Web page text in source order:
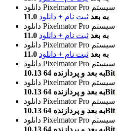
دانلود Pixelmator Pro
11.0 به بعد ثبت نام + دانلود
دانلود Pixelmator Pro
11.0 به بعد ثبت نام + دانلود
دانلود Pixelmator Pro
11.0 به بعد ثبت نام + دانلود
دانلود Pixelmator Pro
10.13 به بعد و پردازنده 64Bit
دانلود Pixelmator Pro
10.13 به بعد و پردازنده 64Bit
دانلود Pixelmator Pro
10.13 به بعد و پردازنده 64Bit
دانلود Pixelmator Pro